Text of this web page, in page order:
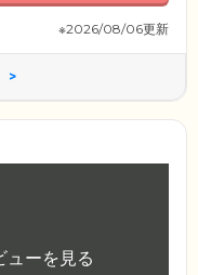
※2026/08/06更新